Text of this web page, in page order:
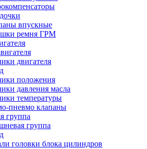
впускные
ремня ГРМ
двигателя
положения
давления масла
температуры
пневмо клапаны
группа
группа
головки блока цилиндров